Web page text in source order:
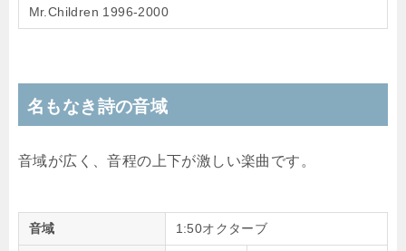
Mr.Children 1996-2000
名もなき詩の音域
音域が広く、音程の上下が激しい楽曲です。
音域 1:50オクターブ